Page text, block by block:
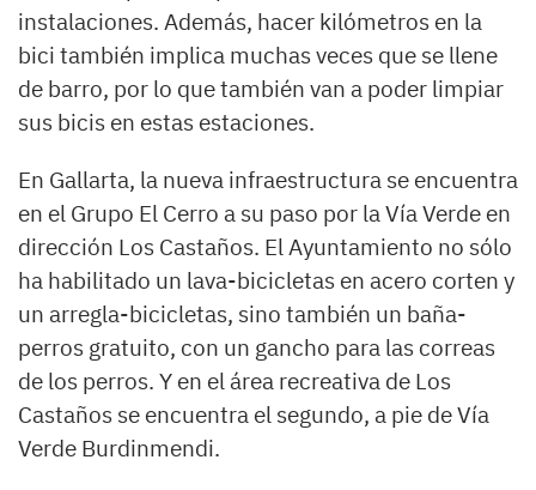
instalaciones. Además, hacer kilómetros en la
bici también implica muchas veces que se llene
de barro, por lo que también van a poder limpiar
sus bicis en estas estaciones.
En Gallarta, la nueva infraestructura se encuentra
en el Grupo El Cerro a su paso por la Vía Verde en
dirección Los Castaños. El Ayuntamiento no sólo
ha habilitado un lava-bicicletas en acero corten y
un arregla-bicicletas, sino también un baña-
perros gratuito, con un gancho para las correas
de los perros. Y en el área recreativa de Los
Castaños se encuentra el segundo, a pie de Vía
Verde Burdinmendi.